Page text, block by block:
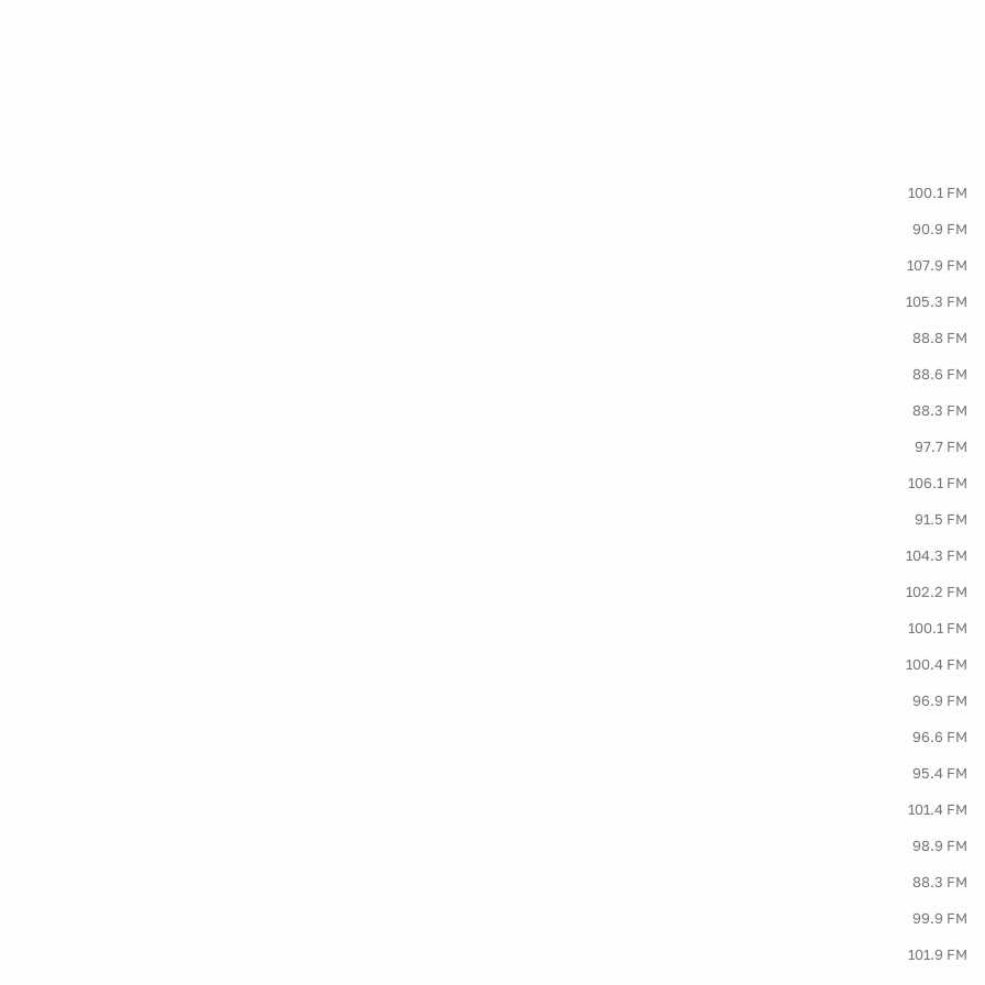
100.1 FM
90.9 FM
107.9 FM
105.3 FM
88.8 FM
88.6 FM
88.3 FM
97.7 FM
106.1 FM
91.5 FM
104.3 FM
102.2 FM
100.1 FM
100.4 FM
96.9 FM
96.6 FM
95.4 FM
101.4 FM
98.9 FM
88.3 FM
99.9 FM
101.9 FM